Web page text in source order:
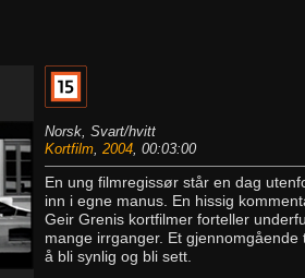
Norsk, Svart/hvitt
Kortfilm, 2004, 00:03:00
En ung filmregissør står en dag
inn i egne manus. En hissig
Geir Grenis kortfilmer forteller
mange irrganger. Et
å bli synlig og bli sett.